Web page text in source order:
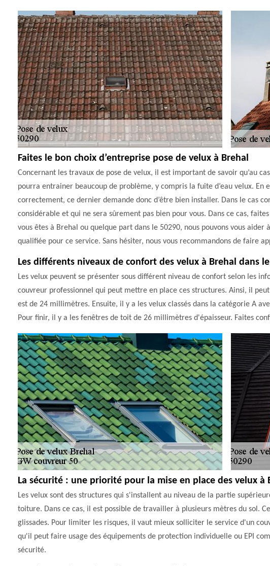
Faites le bon choix d’entreprise pose de velux à Brehal
Concernant les travaux de pose de velux, il est important de savoir qu’au
pourra entrainer beaucoup de problème, y compris la fuite d’eau velux. En
correctement, ce dernier demande donc d’être bien installer. Dans le cas
considérable et qui ne sera sûrement pas bien pour vous. Dans ce cas,
vous êtes à Brehal ou quelque part dans le 50290, nous pouvons vous
qualifiée pour ce service. Sans hésiter, nous vous recommandons de faire
Les différents niveaux de confort des velux à Brehal dans
Les velux peuvent se présenter sous différent niveau de confort selon les
couvreur professionnel qui peut mettre en place ces structures. Ainsi, il
est de 24 millimètres. Ensuite, il y a les velux classés dans la catégorie A
Pour finir, il y a les fenêtres de toit de 26 millimètres d'épaisseur. Faites
La sécurité : une priorité pour la mise en place des velux à
Les velux sont des structures qui s'installent au niveau de la partie
toiture. Dans ce cas, il est possible de travailler à plusieurs mètres du sol.
glissades. Pour limiter les risques, il vaut mieux solliciter le service d'un
qu'il peut faire usage des équipements de protection individuelle ou EPI
sécurité.